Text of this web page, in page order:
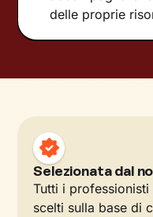
delle proprie
Selezionata dal
Tutti i
scelti sulla base di